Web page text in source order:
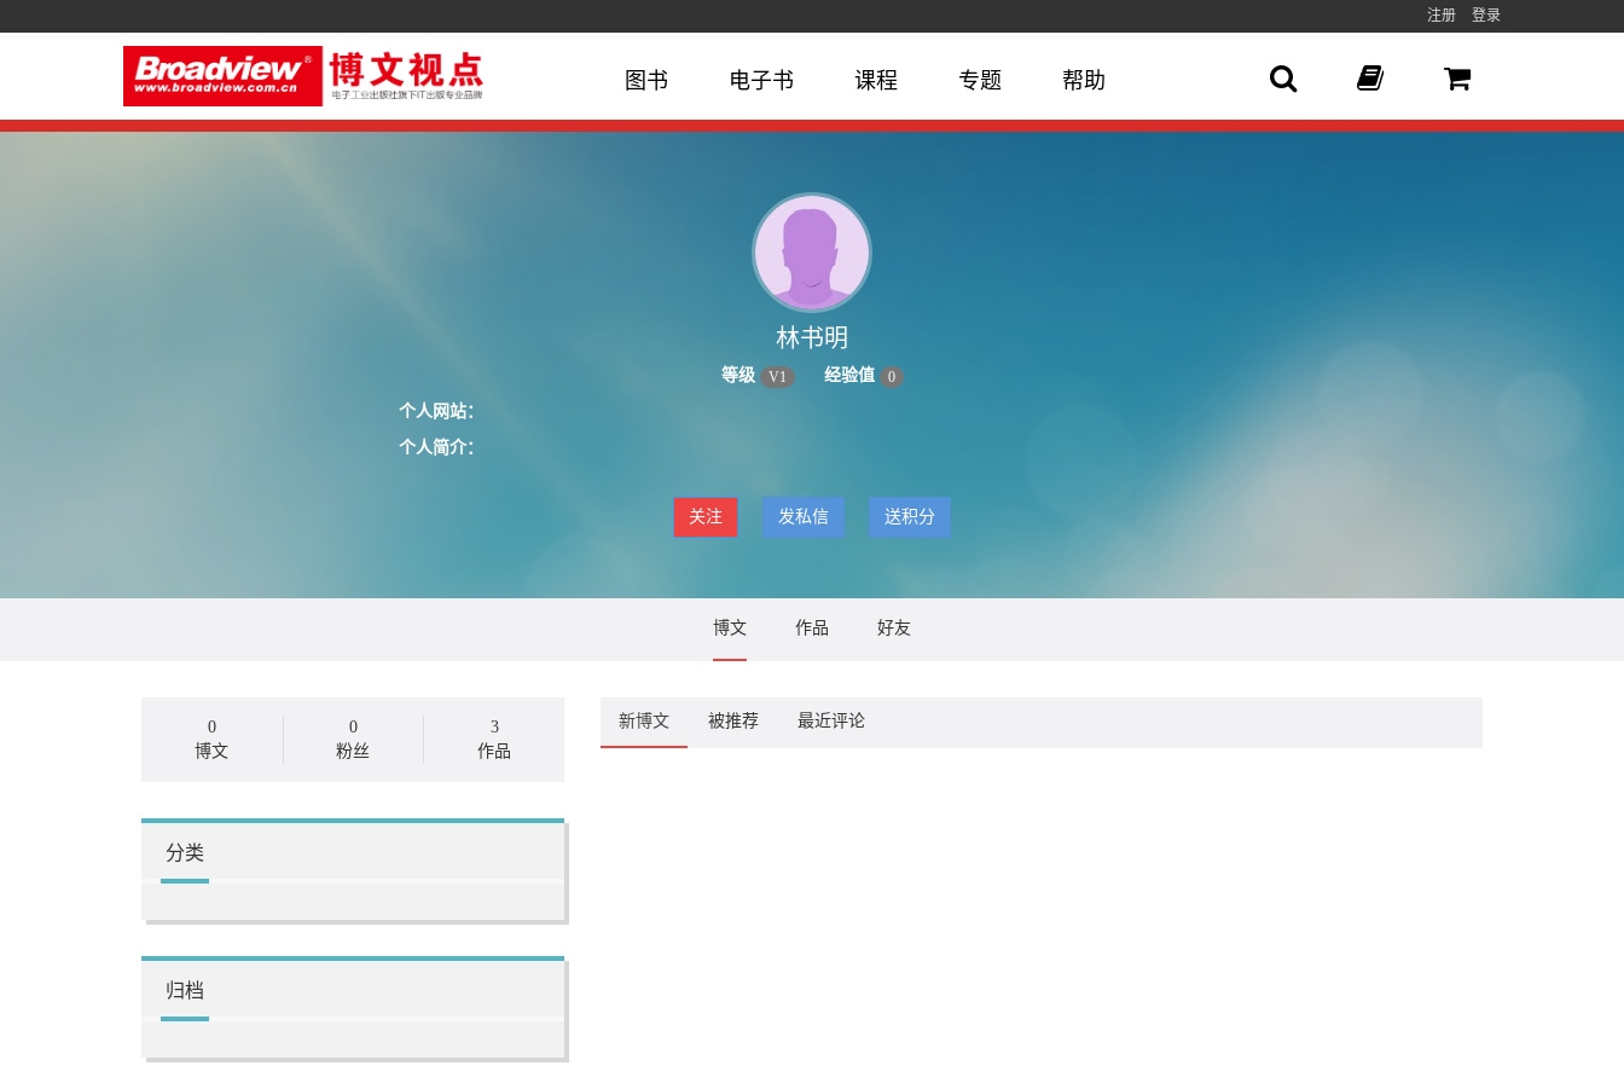
注册 登录
图书 电子书 课程 专题 帮助
林书明
等级 V1 经验值 0
个人网站：
个人简介：
关注 发私信 送积分
博文 作品 好友
0
博文
0
粉丝
3
作品
分类
归档
新博文 被推荐 最近评论